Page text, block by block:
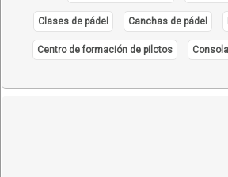
Clases de pádel Canchas de pádel
Centro de formación de pilotos